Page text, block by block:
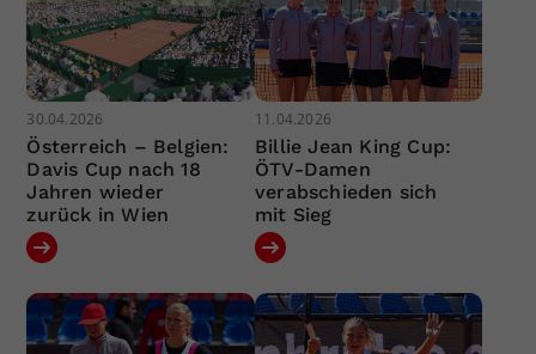
30.04.2026
Österreich – Belgien:
Davis Cup nach 18
Jahren wieder
zurück in Wien
11.04.2026
Billie Jean King Cup:
ÖTV-Damen
verabschieden sich
mit Sieg